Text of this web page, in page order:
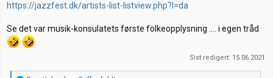
https://jazzfest.dk/artists-list-listview.php?l=da
Se det var musik-konsulatets første folkeopplysning .... i egen tråd
Sist redigert: 15.06.2021